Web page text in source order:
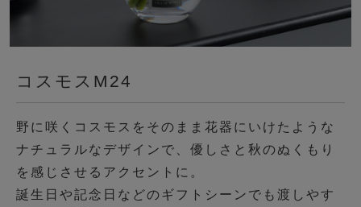
コスモスM24
野に咲くコスモスをそのまま花器にいけたような
ナチュラルなデザインで、優しさと秋のぬくもり
を感じさせるアクセントに。
誕生日や記念日などのギフトシーンでも渡しやす